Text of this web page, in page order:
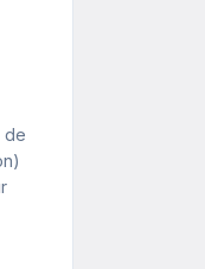
de